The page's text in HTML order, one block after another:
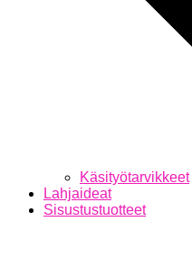
Käsityötarvikkeet
Lahjaideat
Sisustustuotteet